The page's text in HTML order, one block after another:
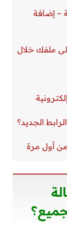
– إضافة
ملفك خلال
الجديد؟